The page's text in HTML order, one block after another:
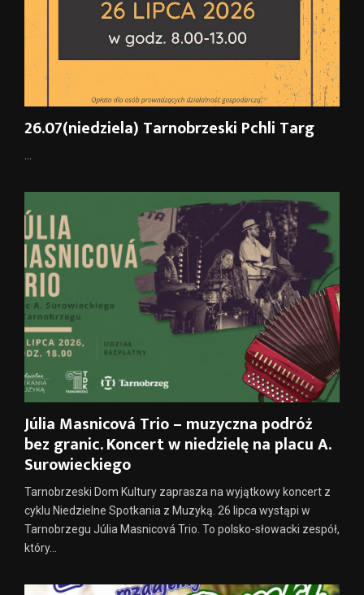
26.07(niedziela) Tarnobrzeski Pchli Targ
...
Júlia Masnicová Trio – muzyczna podróż
bez granic. Koncert w niedzielę na placu A.
Surowieckiego
Tarnobrzeski Dom Kultury zaprasza na wyjątkowy koncert z
cyklu Niedzielne Spotkania z Muzyką. 26 lipca wystąpi w
Tarnobrzegu Júlia Masnicová Trio. To polsko-słowacki zespół,
który...